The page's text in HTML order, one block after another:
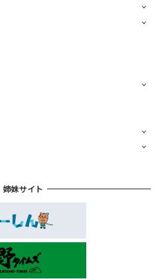
姉妹サイト